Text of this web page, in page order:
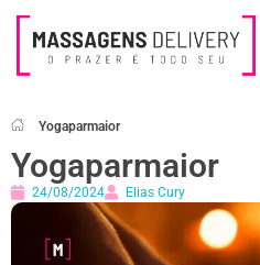
Yogaparmaior
Yogaparmaior
24/08/2024 Elias Cury